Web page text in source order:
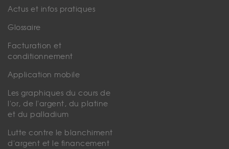
Actus et infos pratiques
Glossaire
Facturation et
conditionnement
Application mobile
Les graphiques du cours de
l'or, de l'argent, du platine
et du palladium
Lutte contre le blanchiment
d'argent et le financement